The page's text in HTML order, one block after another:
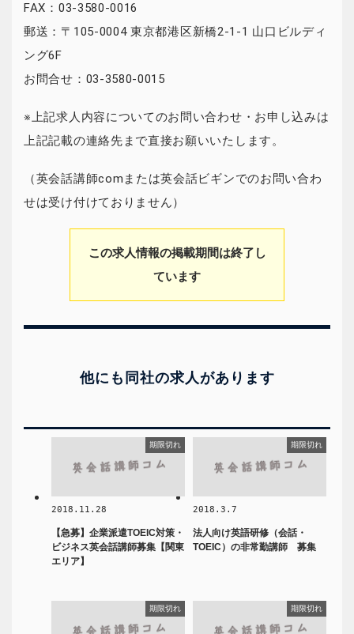
FAX：03-3580-0016
郵送：〒105-0004 東京都港区新橋2-1-1 山口ビルディ
ング6F
お問合せ：03-3580-0015
※上記求人内容についてのお問い合わせ・お申し込みは
上記記載の連絡先まで直接お願いいたします。
（英会話講師comまたは英会話ビギンでのお問い合わ
せは受け付けておりません）
この求人情報の掲載期間は終了し
ています
他にも同社の求人があります
期限切れ
2018.11.28
【急募】企業派遣TOEIC対策・
ビジネス英会話講師募集【関東
エリア】
期限切れ
2018.3.7
法人向け英語研修（会話・
TOEIC）の非常勤講師 募集
期限切れ 期限切れ